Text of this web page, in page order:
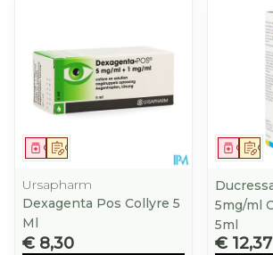
Op voorschrift
Geneesmiddel
Ursapharm
Dexagenta Pos Collyre 5
Ml
€ 8,30
5mg/ml
5ml
€ 12,37